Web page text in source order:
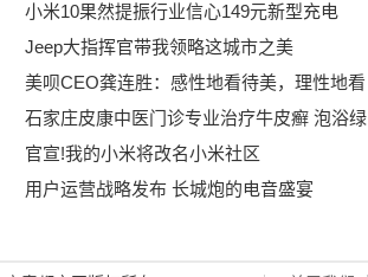
小米10果然提振行业信心149元新型充电
Jeep大指挥官带我领略这城市之美
美呗CEO龚连胜：感性地看待美，理性地看
石家庄皮康中医门诊专业治疗牛皮癣 泡浴绿
官宣!我的小米将改名小米社区
用户运营战略发布 长城炮的电音盛宴